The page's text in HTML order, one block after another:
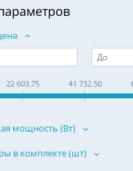
22 603.75 41 732.50
мощность (Вт)
в комплекте (шт)